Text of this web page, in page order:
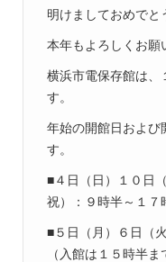
明けましておめでと
本年もよろしくお願
横浜市電保存館は、
す。
年始の開館日および
す。
■４日（日）１０日
祝）：９時半～１７
■５日（月）６日（
（入館は１５時半ま